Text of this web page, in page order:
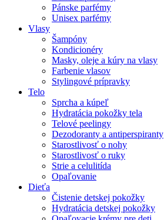
Pánske parfémy
Unisex parfémy
Vlasy
Šampóny
Kondicionéry
Masky, oleje a kúry na vlasy
Farbenie vlasov
Stylingové prípravky
Telo
Sprcha a kúpeľ
Hydratácia pokožky tela
Telové peelingy
Dezodoranty a antiperspiranty
Starostlivosť o nohy
Starostlivosť o ruky
Strie a celulitída
Opaľovanie
Dieťa
Čistenie detskej pokožky
Hydratácia detskej pokožky